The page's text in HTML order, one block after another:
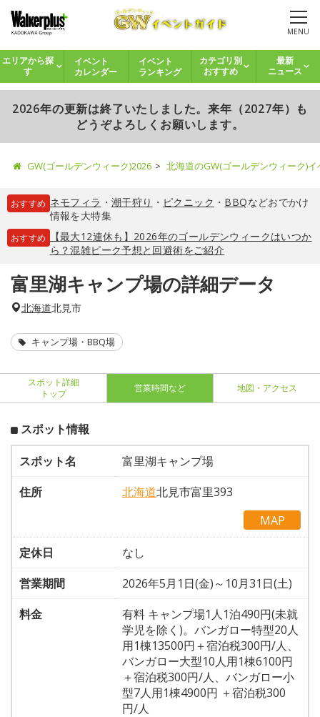
MENU
エリアから探
す
イベント
カレンダー
イベント
ランキング
カテゴリ別
おすすめ
最新
ニュース
2026年の更新は終了いたしました。来年（2027年）も
どうぞよろしくお願いします。
GW(ゴールデンウィーク)2026 北海道のGW(ゴールデンウィーク)
おすすめ ネモフィラ ・ 潮干狩り ・ ピクニック ・ BBQなどおでかけ
情報を大特集
おすすめ
【最大12連休も】2026年のゴールデンウィークはいつか
ら？混雑ピーク予想と回避術をご紹介
富里湖キャンプ場の詳細データ
北海道北見市
キャンプ場・BBQ場
スポット詳細
トップ
営業時間など 地図・アクセス
スポット情報
スポット名
富里湖キャンプ場
住所
北海道北見市富里393
MAP
定休日
なし
営業期間
2026年5月1日(金)～10月31日(土)
料金
有料 キャンプ場1人1泊490円(未就
学児を除く)。バンガロー特型20人
用1棟13500円＋宿泊税300円/人、
バンガロー大型10人用1棟6100円
＋宿泊税300円/人、バンガロー小
型7人用1棟4900円 ＋宿泊税300
円/人